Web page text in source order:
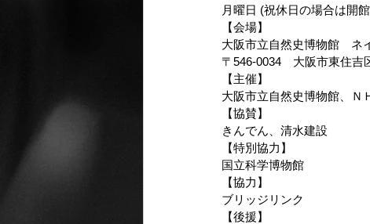
月曜日 (祝休日の場合は開
【会場】
大阪市立自然史博物館　ネ
〒546-0034　大阪市東住吉
【主催】
大阪市立自然史博物館、Ｎ
【協賛】
きんでん、清水建設
【特別協力】
国立科学博物館
【協力】
ブリッジリンク
【後援】